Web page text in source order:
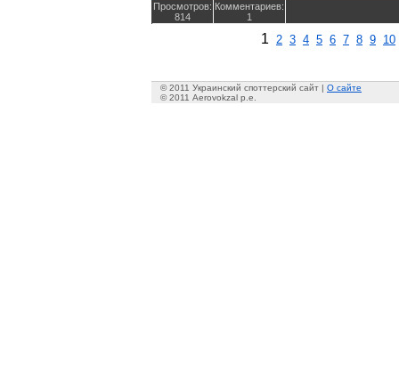
Просмотров:
814
Комментариев:
1
1 2 3 4 5 6 7 8 9 10
© 2011 Украинский споттерский сайт | О сайте
© 2011 Aerovokzal p.e.